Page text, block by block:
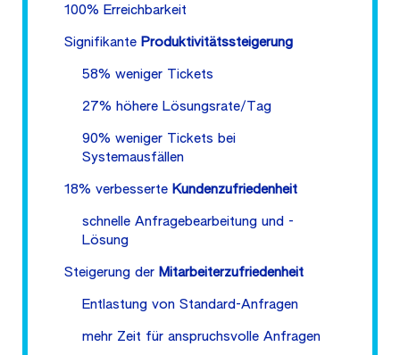
100% Erreichbarkeit
Signifikante Produktivitätssteigerung
58% weniger Tickets
27% höhere Lösungsrate/Tag
90% weniger Tickets bei
Systemausfällen
18% verbesserte Kundenzufriedenheit
schnelle Anfragebearbeitung und -
Lösung
Steigerung der Mitarbeiterzufriedenheit
Entlastung von Standard-Anfragen
mehr Zeit für anspruchsvolle Anfragen